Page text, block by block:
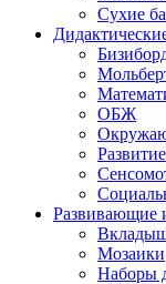
Сухие
ОБЖ
Развивающие
Мозаики
Наборы